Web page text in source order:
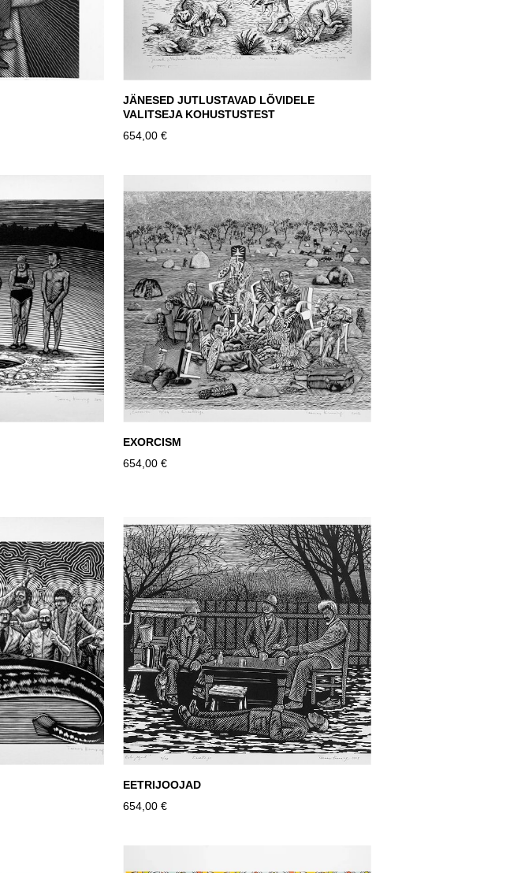
JÄNESED JUTLUSTAVAD LÕVIDELE
VALITSEJA KOHUSTUSTEST
654,00 €
EXORCISM
654,00 €
EETRIJOOJAD
654,00 €